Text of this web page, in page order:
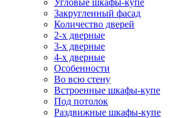
Угловые шкафы-купе
Закругленный фасад
Количество дверей
2-х дверные
3-х дверные
4-х дверные
Особенности
Во всю стену
Встроенные шкафы-купе
Под потолок
Раздвижные шкафы-купе